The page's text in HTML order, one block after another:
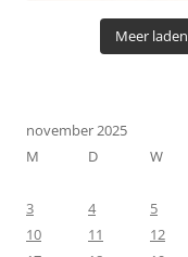
Meer laden
november 2025
M
D W
3
4 5
10
11 12